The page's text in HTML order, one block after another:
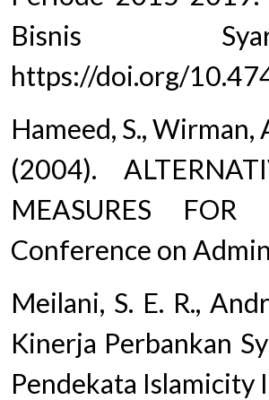
Bisnis
https://doi.org/
Hameed, S., Wirman,
(2004).
MEASURES
Conference on
Meilani, S. E. R.,
Kinerja Perbankan
Pendekata Islamicity